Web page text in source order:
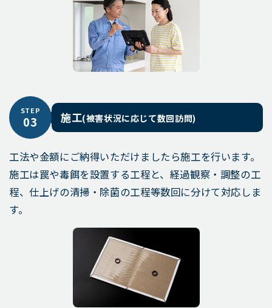
STEP
03 施工(被害状況に応じて数回訪問)
工法や金額にご納得いただけましたら施工を行います。
施工は罠や毒餌を設置する工程と、経過観察・調整の工
程、仕上げの清掃・除菌の工程等数回に分けて対応しま
す。